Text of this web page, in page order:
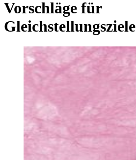
Vorschläge für
Gleichstellungsziele